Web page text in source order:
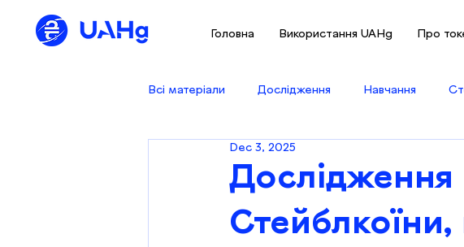
Головна Використання UAHg Про
Всі матеріали Дослідження Навчання
Дослідження
Стейблкоїни,
Dec 3, 2025